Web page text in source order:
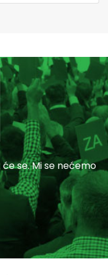
se. Mi se nećemo